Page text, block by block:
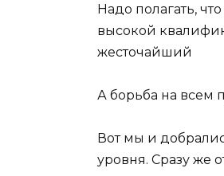
Надо полагать,
высокой
жесточайший
А борьба на всем
Вот мы и
уровня. Сразу же